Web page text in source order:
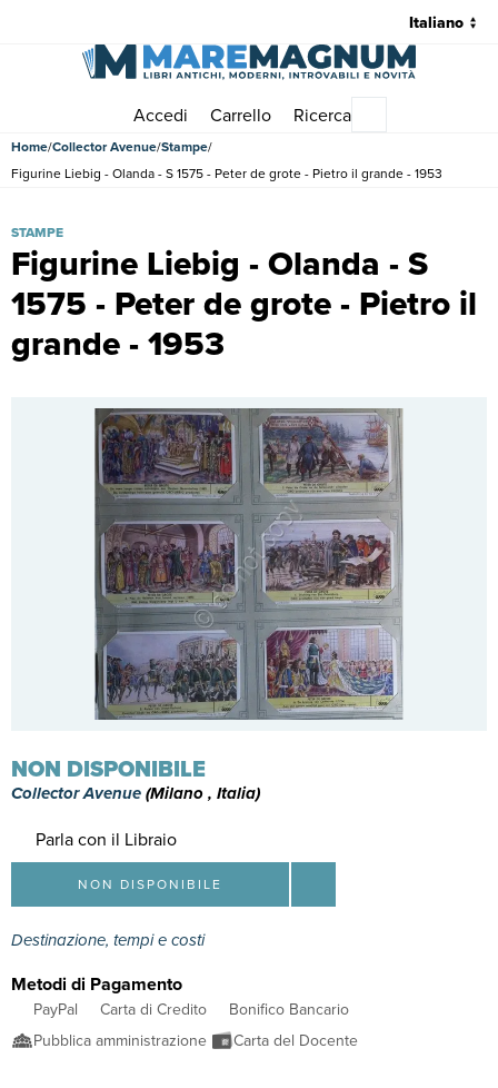
Accedi Carrello Ricerca
Home Collector Avenue Stampe
Figurine Liebig - Olanda - S 1575 - Peter de grote - Pietro il grande - 1953
Figurine Liebig - Olanda - S
1575 - Peter de grote - Pietro il
grande - 1953
Figurine Liebig - Olanda - S 1575 - Peter de grote - Pietro il grande
STAMPE
NON DISPONIBILE
Collector Avenue(Milano , Italia)
Parla con il Libraio
NON DISPONIBILE
Destinazione, tempi e costi
Metodi di Pagamento
PayPal Carta di Credito
Bonifico Bancario
Pubblica amministrazione
Carta del Docente